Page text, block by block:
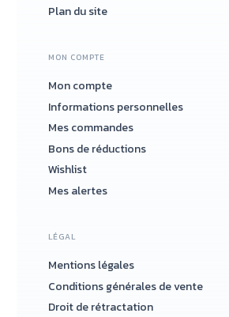
Plan du site
MON COMPTE
Mon compte
Informations personnelles
Mes commandes
Bons de réductions
Wishlist
Mes alertes
LÉGAL
Mentions légales
Conditions générales de vente
Droit de rétractation